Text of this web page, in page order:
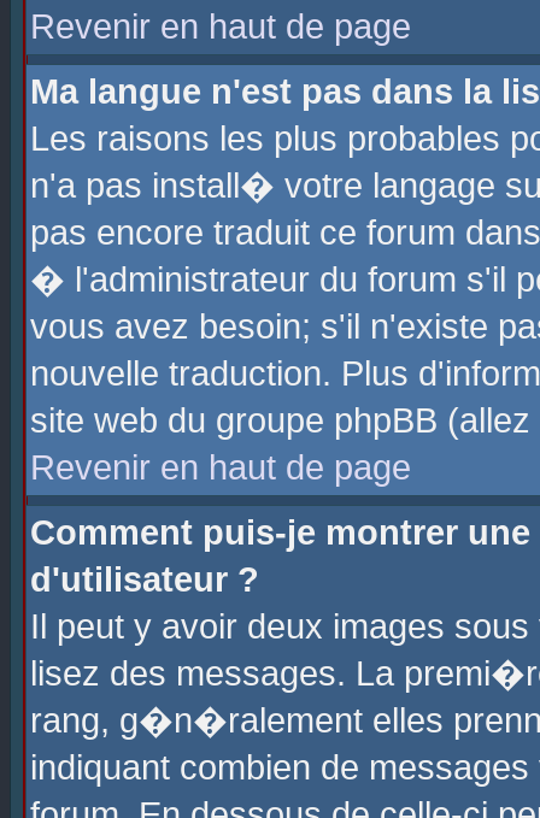
Revenir en haut de page
Ma langue n'est pas dans la
Les raisons les plus probables
n'a pas install� votre langage
pas encore traduit ce forum
� l'administrateur du forum s'il
vous avez besoin; s'il n'existe
nouvelle traduction. Plus
site web du groupe phpBB
Revenir en haut de page
Comment puis-je montrer
d'utilisateur ?
Il peut y avoir deux images
lisez des messages. La
rang, g�n�ralement elles
indiquant combien de